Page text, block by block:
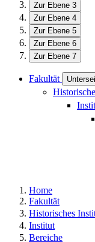
Zur Ebene 3
Zur Ebene 4
Zur Ebene 5
Zur Ebene 6
Zur Ebene 7
Fakultät
Home
Fakultät
Historisches
Institut
Bereiche